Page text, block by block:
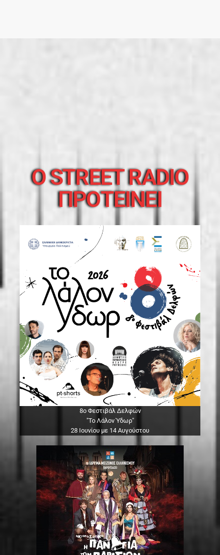
O STREET RADIO
ΠΡΟΤΕΙΝΕΙ
8ο Φεστιβάλ Δελφών
"Το Λάλον Ύδωρ"
28 Ιουνίου με 14 Αυγούστου